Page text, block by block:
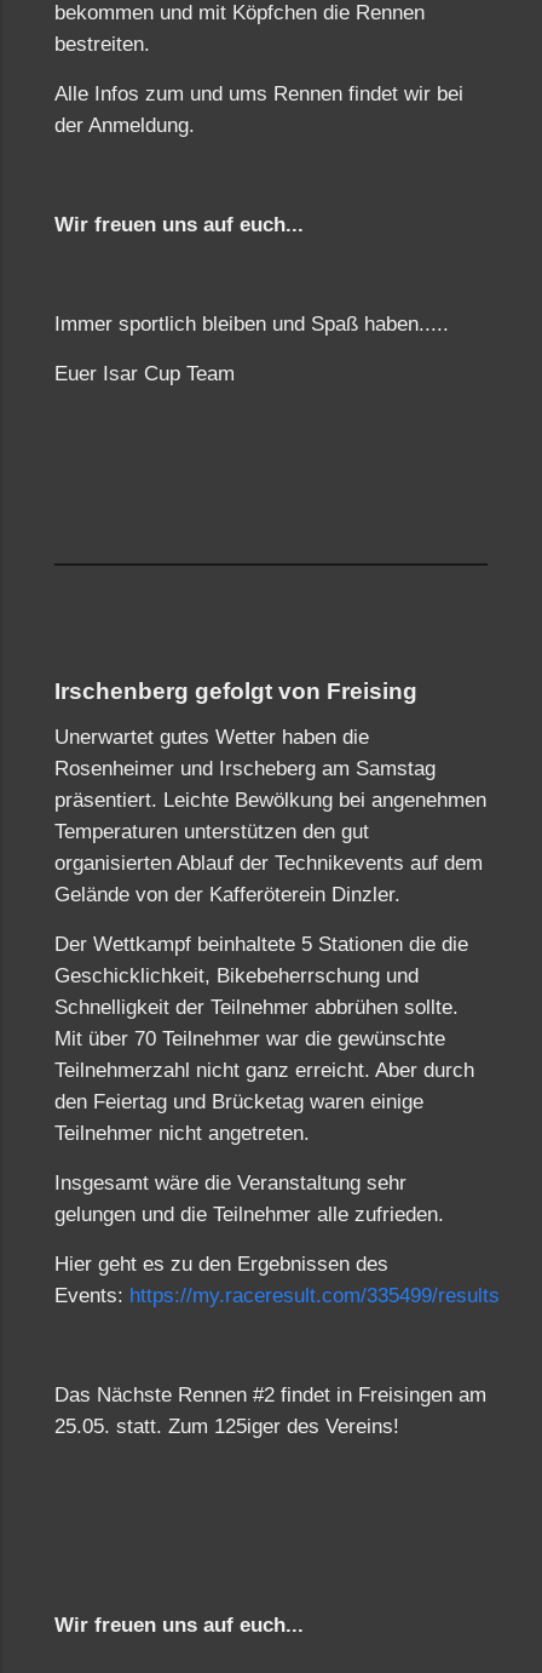
bekommen und mit Köpfchen die Rennen
bestreiten.
Alle Infos zum und ums Rennen findet wir bei
der Anmeldung.
Wir freuen uns auf euch...
Immer sportlich bleiben und Spaß haben.....
Euer Isar Cup Team
Irschenberg gefolgt von Freising
Unerwartet gutes Wetter haben die
Rosenheimer und Irscheberg am Samstag
präsentiert. Leichte Bewölkung bei angenehmen
Temperaturen unterstützen den gut
organisierten Ablauf der Technikevents auf dem
Gelände von der Kafferöterein Dinzler.
Der Wettkampf beinhaltete 5 Stationen die die
Geschicklichkeit, Bikebeherrschung und
Schnelligkeit der Teilnehmer abbrühen sollte.
Mit über 70 Teilnehmer war die gewünschte
Teilnehmerzahl nicht ganz erreicht. Aber durch
den Feiertag und Brücketag waren einige
Teilnehmer nicht angetreten.
Insgesamt wäre die Veranstaltung sehr
gelungen und die Teilnehmer alle zufrieden.
Hier geht es zu den Ergebnissen des
Events: https://my.raceresult.com/335499/results
Das Nächste Rennen #2 findet in Freisingen am
25.05. statt. Zum 125iger des Vereins!
Wir freuen uns auf euch...